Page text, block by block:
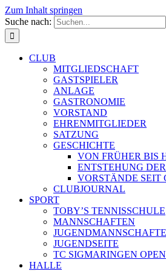
Zum Inhalt springen
Suche nach:
CLUB
MITGLIEDSCHAFT
GASTSPIELER
ANLAGE
GASTRONOMIE
VORSTAND
EHRENMITGLIEDER
SATZUNG
GESCHICHTE
VON FRÜHER BIS
ENTSTEHUNG
VORSTÄNDE SEIT
CLUBJOURNAL
SPORT
TOBY’S TENNISSCHULE
MANNSCHAFTEN
JUGENDSEITE
TC SIGMARINGEN OPEN
HALLE